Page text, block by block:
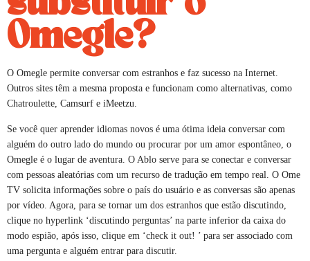
Omegle?
O Omegle permite conversar com estranhos e faz sucesso na Internet.
Outros sites têm a mesma proposta e funcionam como alternativas, como
Chatroulette, Camsurf e iMeetzu.
Se você quer aprender idiomas novos é uma ótima ideia conversar com
alguém do outro lado do mundo ou procurar por um amor espontâneo, o
Omegle é o lugar de aventura. O Ablo serve para se conectar e conversar
com pessoas aleatórias com um recurso de tradução em tempo real. O Ome
TV solicita informações sobre o país do usuário e as conversas são apenas
por vídeo. Agora, para se tornar um dos estranhos que estão discutindo,
clique no hyperlink ‘discutindo perguntas’ na parte inferior da caixa do
modo espião, após isso, clique em ‘check it out! ’ para ser associado com
uma pergunta e alguém entrar para discutir.